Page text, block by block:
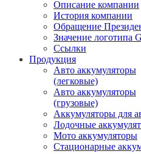
Описание компании
История компании
Обращение
Значение логотипа
Ссылки
Продукция
Авто аккумуляторы
(легковые)
Авто аккумуляторы
(грузовые)
Аккумуляторы для
Лодочные
Мото аккумуляторы
Стационарные